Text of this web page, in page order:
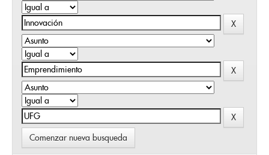
Comenzar nueva busqueda